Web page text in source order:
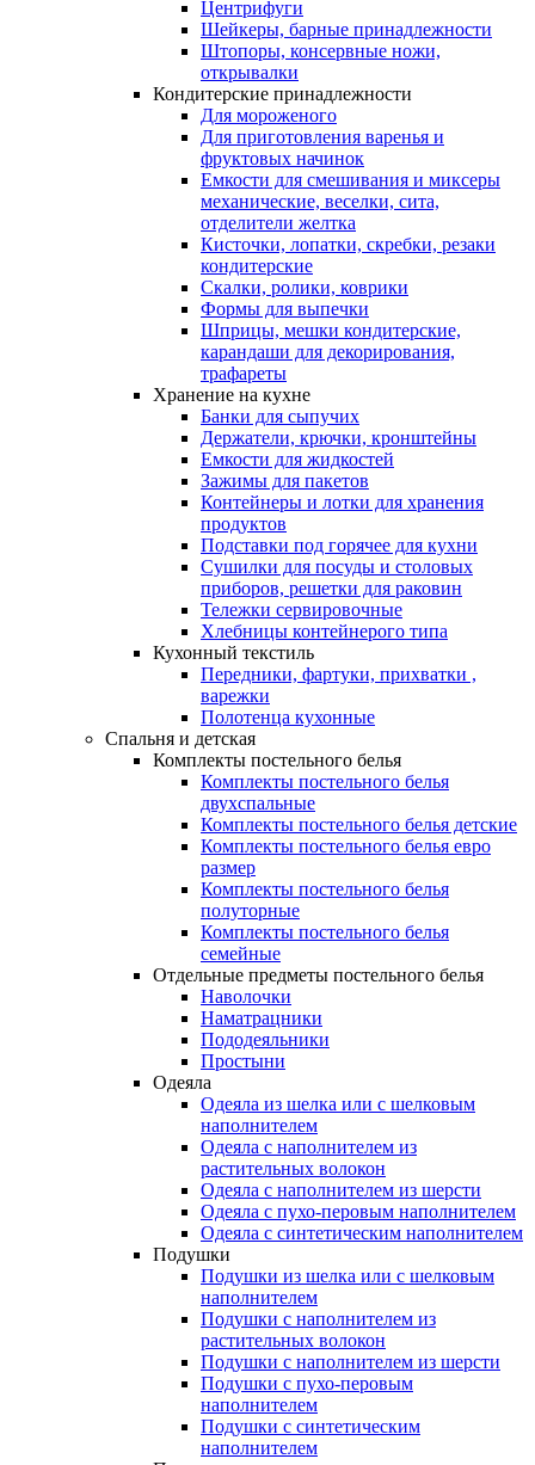
Центрифуги
Шейкеры, барные принадлежности
Штопоры, консервные ножи,
открывалки
Кондитерские принадлежности
Для мороженого
Для приготовления варенья и
фруктовых начинок
Емкости для смешивания и миксеры
механические, веселки, сита,
отделители желтка
Кисточки, лопатки, скребки, резаки
кондитерские
Скалки, ролики, коврики
Формы для выпечки
Шприцы, мешки кондитерские,
карандаши для декорирования,
трафареты
Хранение на кухне
Банки для сыпучих
Держатели, крючки, кронштейны
Емкости для жидкостей
Зажимы для пакетов
Контейнеры и лотки для хранения
продуктов
Подставки под горячее для кухни
Сушилки для посуды и столовых
приборов, решетки для раковин
Тележки сервировочные
Хлебницы контейнерого типа
Кухонный текстиль
Передники, фартуки, прихватки ,
варежки
Полотенца кухонные
Спальня и детская
Комплекты постельного белья
Комплекты постельного белья
двухспальные
Комплекты постельного белья детские
Комплекты постельного белья евро
размер
Комплекты постельного белья
полуторные
Комплекты постельного белья
семейные
Отдельные предметы постельного белья
Наволочки
Наматрацники
Пододеяльники
Простыни
Одеяла
Одеяла из шелка или с шелковым
наполнителем
Одеяла с наполнителем из
растительных волокон
Одеяла с наполнителем из шерсти
Одеяла с пухо-перовым наполнителем
Одеяла с синтетическим наполнителем
Подушки
Подушки из шелка или с шелковым
наполнителем
Подушки с наполнителем из
растительных волокон
Подушки с наполнителем из шерсти
Подушки с пухо-перовым
наполнителем
Подушки с синтетическим
наполнителем